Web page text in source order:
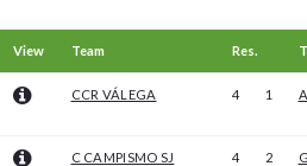
View Team Res.
CCR VÁLEGA 4 1
C CAMPISMO SJ
4 2